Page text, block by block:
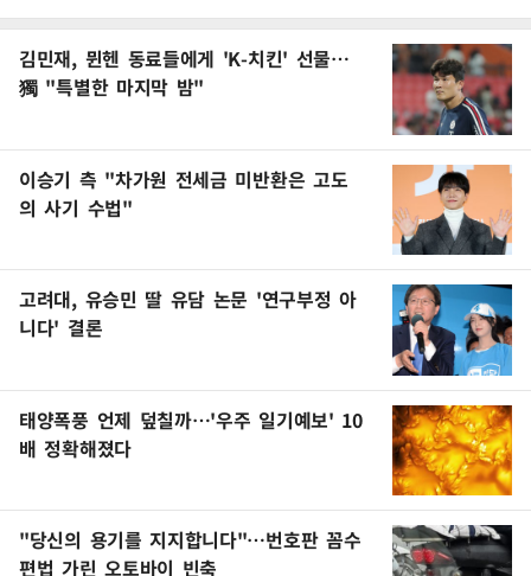
김민재, 뮌헨 동료들에게 'K-치킨' 선물…
獨 "특별한 마지막 밤"
이승기 측 "차가원 전세금 미반환은 고도
의 사기 수법"
고려대, 유승민 딸 유담 논문 '연구부정 아
니다' 결론
태양폭풍 언제 덮칠까…'우주 일기예보' 10
배 정확해졌다
"당신의 용기를 지지합니다"…번호판 꼼수
편법 가린 오토바이 빈축